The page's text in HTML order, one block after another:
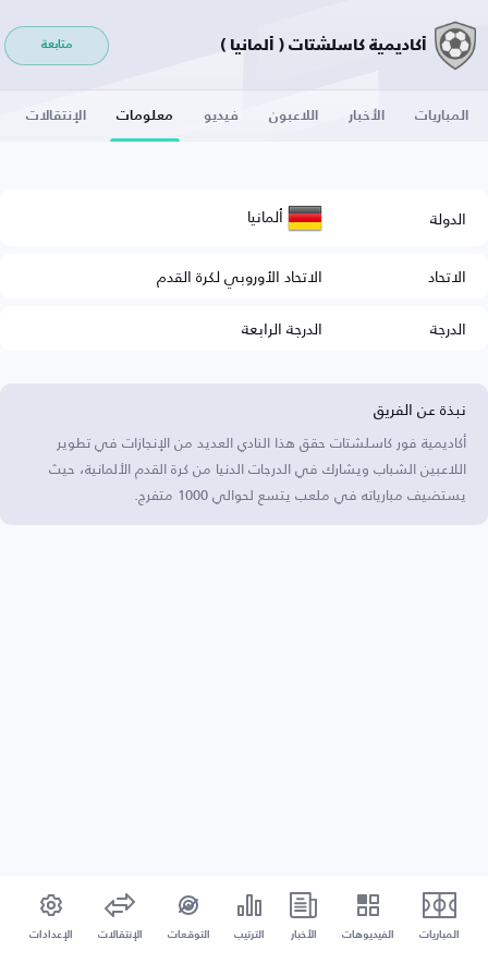
أكاديمية كاسلشتات ( ألمانيا ) متابعة
المباريات الأخبار اللاعبون فيديو معلومات الإنتقالات
الدولة ألمانيا
الاتحاد
الاتحاد الأوروبي لكرة القدم
الدرجة
الدرجة الرابعة
نبذة عن الفريق
أكاديمية فور كاسلشتات حقق هذا النادي العديد من الإنجازات في تطوير
اللاعبين الشباب ويشارك في الدرجات الدنيا من كرة القدم الألمانية، حيث
يستضيف مبارياته في ملعب يتسع لحوالي 1000 متفرج.
المباريات الفيديوهات الأخبار الترتيب التوقعات الإنتقالات الإعدادات